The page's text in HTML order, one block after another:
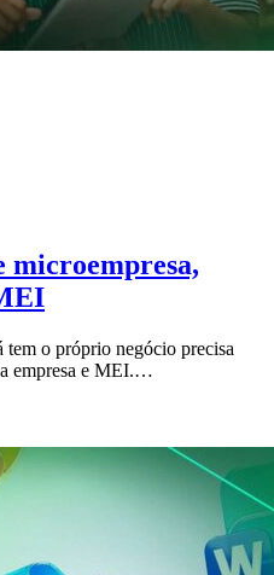
microempresa,
tem o próprio negócio precisa
empresa e MEI.…